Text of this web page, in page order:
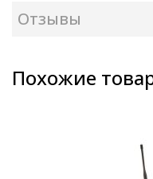
Отзывы
Похожие